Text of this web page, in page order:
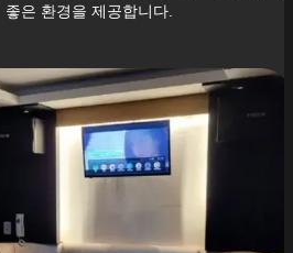
좋은 환경을 제공합니다.